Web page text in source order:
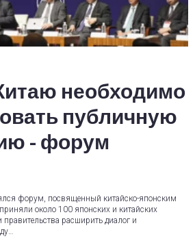
необходимо
публичную
- форум
форум, посвященный китайско-японским
около 100 японских и китайских
расширить диалог и